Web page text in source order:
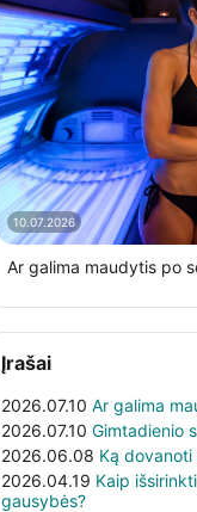
10.07.2026
Ar galima maudytis po
Įrašai
2026.07.10 Ar galima
2026.07.10 Gimtadienio
2026.06.08 Ką
2026.04.19 Kaip
gausybės?